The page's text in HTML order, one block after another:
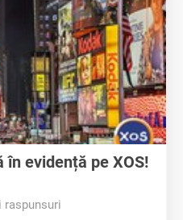
evidență pe XOS!
raspunsuri